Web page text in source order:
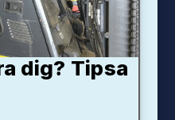
dig? Tipsa